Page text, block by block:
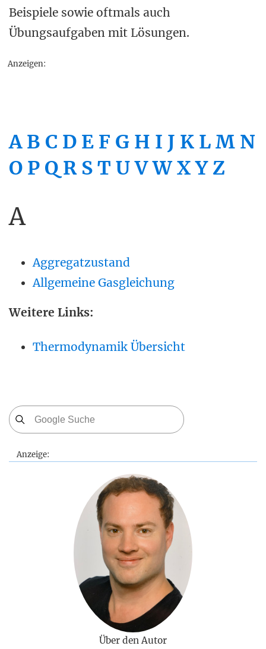
Beispiele sowie oftmals auch
Übungsaufgaben mit Lösungen.
Anzeigen:
A B C D E F G H I J K L M N
O P Q R S T U V W X Y Z
A
Aggregatzustand
Allgemeine Gasgleichung
Weitere Links:
Thermodynamik Übersicht
Anzeige:
Über den Autor